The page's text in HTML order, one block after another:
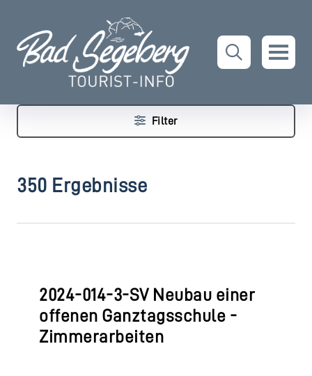
350 Ergebnisse
2024-014-3-SV Neubau einer
offenen Ganztagsschule -
Zimmerarbeiten
Filter